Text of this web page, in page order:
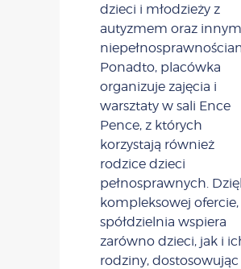
dzieci i młodzieży z
autyzmem oraz
Ponadto, placówka
organizuje zajęcia i
warsztaty w sali Ence
Pence, z których
korzystają również
rodzice dzieci
pełnosprawnych.
kompleksowej ofercie,
spółdzielnia wspiera
zarówno dzieci, jak i
rodziny, dostosowując